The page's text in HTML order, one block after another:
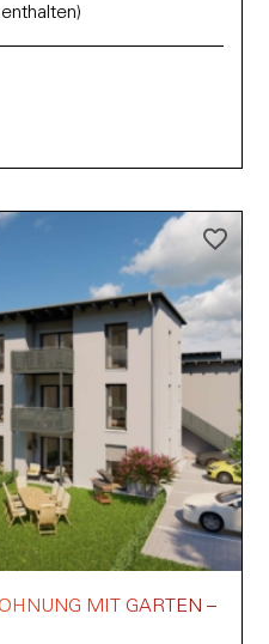
MIT GARTEN –